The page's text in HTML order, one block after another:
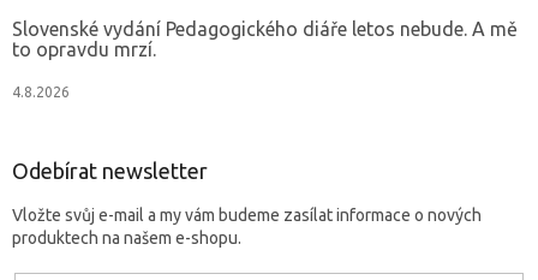
Slovenské vydání Pedagogického diáře letos nebude. A mě
to opravdu mrzí.
4.8.2026
Odebírat newsletter
Vložte svůj e-mail a my vám budeme zasílat informace o nových
produktech na našem e-shopu.